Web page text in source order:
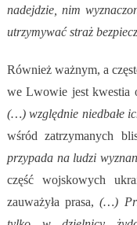
nadejdzie, nim
utrzymywać straż
Również ważnym, a
we Lwowie jest kwestia
(…) względnie niedbałe
wśród zatrzymanych
przypada na ludzi
część wojskowych
zauważyła prasa,(…)